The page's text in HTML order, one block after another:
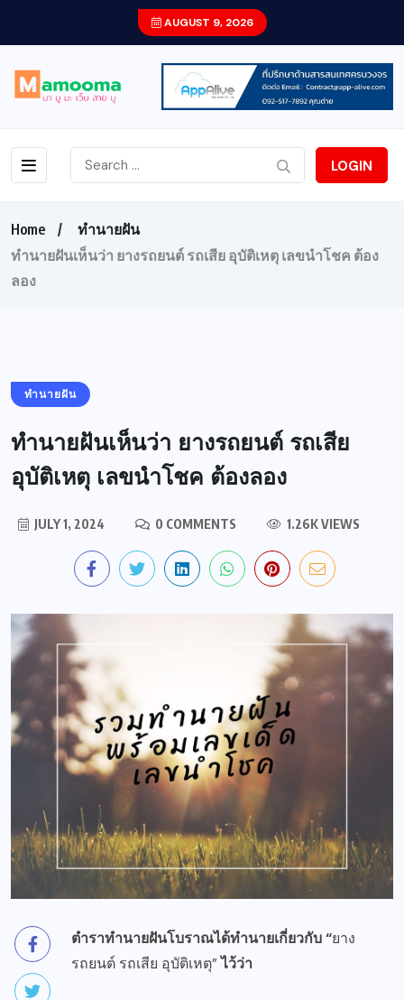
AUGUST 9, 2026
LOGIN
Home
ทำนายฝัน
ทำนายฝันเห็นว่า ยางรถยนต์ รถเสีย อุบัติเหตุ เลขนำโชค ต้อง
ลอง
ทำนายฝัน
ทำนายฝันเห็นว่า ยางรถยนต์ รถเสีย
อุบัติเหตุ เลขนำโชค ต้องลอง
JULY 1, 2024 0 COMMENTS 1.26K VIEWS
ตำราทำนายฝันโบราณได้ทำนายเกี่ยวกับ “ยาง
รถยนต์ รถเสีย อุบัติเหตุ”ไว้ว่า